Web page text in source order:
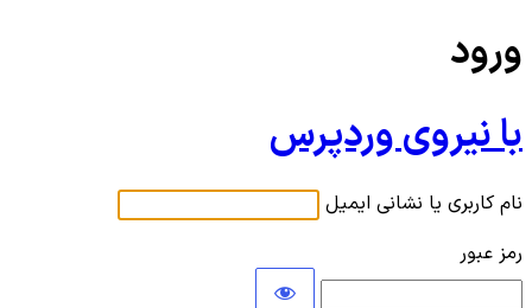
ورود
با نیروی وردپرس
نام کاربری یا نشانی ایمیل
رمز عبور